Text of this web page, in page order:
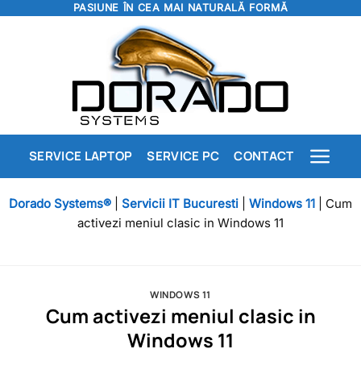
PASIUNE ÎN CEA MAI NATURALĂ FORMĂ
SERVICE LAPTOP SERVICE PC CONTACT
Dorado Systems® Servicii IT Bucuresti Windows 11
Cum
activezi meniul clasic in Windows 11
WINDOWS 11
Cum activezi meniul clasic in
Windows 11